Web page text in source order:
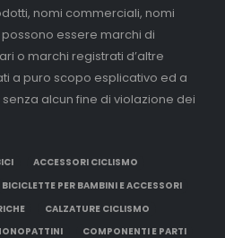
nomi commerciali, nomi
essere marchi di
o marchi registrati d’altre
a puro scopo esplicativo ed a
alcun fine di violazione dei
ACCESSORI CICLISMO
BICICLETTE PER BAMBINI E ACCESSORI
CALZATURE CICLISMO
COMPONENTI E PARTI